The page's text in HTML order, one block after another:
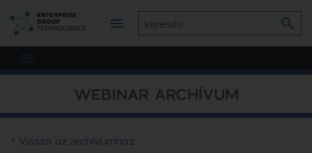
WEBINAR ARCHÍVUM
< Vissza az archívumhoz